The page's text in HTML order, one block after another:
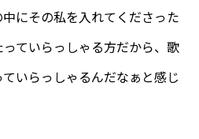
にその私を入れてくださった
ていらっしゃる方だから、歌
いらっしゃるんだなぁと感じ